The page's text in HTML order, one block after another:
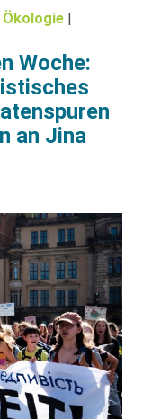
Ökologie
Woche:
an Jina